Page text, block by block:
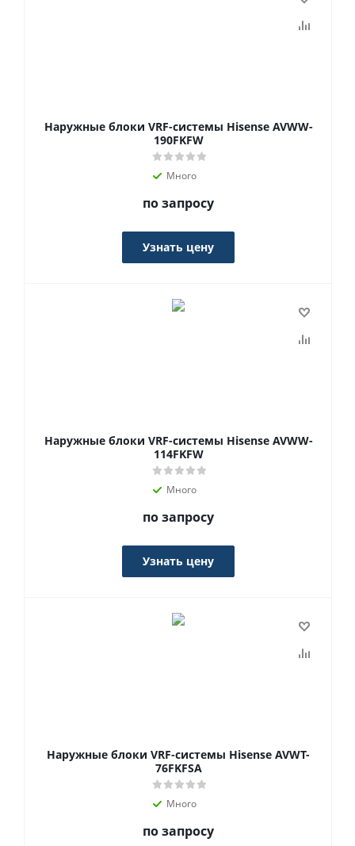
Наружные блоки VRF-системы Hisense AVWW-
190FKFW
Много
по запросу
Узнать цену
Наружные блоки VRF-системы Hisense AVWW-
114FKFW
Много
по запросу
Узнать цену
Наружные блоки VRF-системы Hisense AVWT-
76FKFSA
Много
по запросу